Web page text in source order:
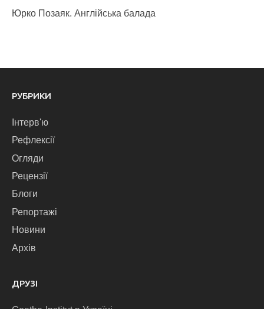
Юрко Позаяк. Англійська балада
РУБРИКИ
Інтерв'ю
Рефлексії
Огляди
Рецензії
Блоги
Репортажі
Новини
Архів
ДРУЗІ